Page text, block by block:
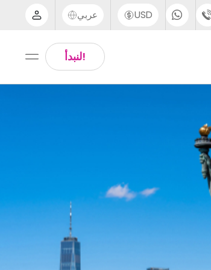
UK - +44 (0) 20 3871 8666
USD عربي
Arabic
!لنبدأ